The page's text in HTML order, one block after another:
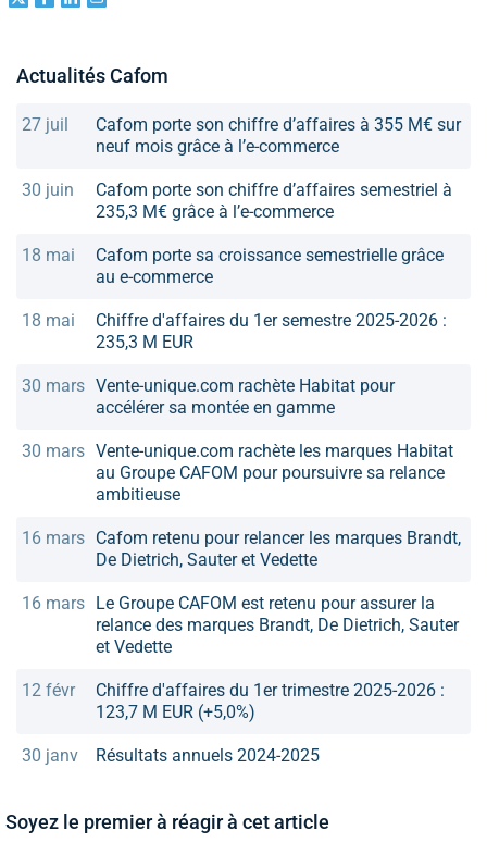
Actualités Cafom
27 juil
Cafom porte son chiffre d’affaires à 355 M€ sur
neuf mois grâce à l’e-commerce
30 juin
Cafom porte son chiffre d’affaires semestriel à
235,3 M€ grâce à l’e-commerce
18 mai
Cafom porte sa croissance semestrielle grâce
au e-commerce
18 mai
Chiffre d'affaires du 1er semestre 2025-2026 :
235,3 M EUR
30 mars Vente-unique.com rachète Habitat pour
accélérer sa montée en gamme
30 mars Vente-unique.com rachète les marques Habitat
au Groupe CAFOM pour poursuivre sa relance
ambitieuse
16 mars Cafom retenu pour relancer les marques Brandt,
De Dietrich, Sauter et Vedette
16 mars
Le Groupe CAFOM est retenu pour assurer la
relance des marques Brandt, De Dietrich, Sauter
et Vedette
12 févr
Chiffre d'affaires du 1er trimestre 2025-2026 :
123,7 M EUR (+5,0%)
30 janv Résultats annuels 2024-2025
Soyez le premier à réagir à cet article